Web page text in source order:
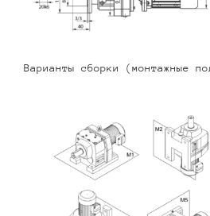
Варианты сборки (монтажные